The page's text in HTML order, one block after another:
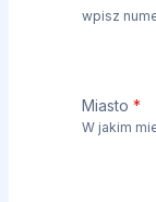
wpisz
Miasto*
W jakim